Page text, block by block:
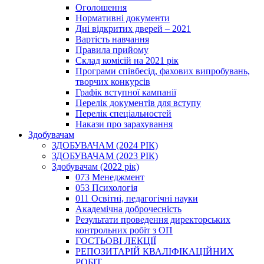
Оголошення
Нормативні документи
Дні відкритих дверей – 2021
Вартість навчання
Правила прийому
Склад комісій на 2021 рік
Програми співбесід, фахових випробувань,
творчих конкурсів
Графік вступної кампанії
Перелік документів для вступу
Перелік спеціальностей
Накази про зарахування
Здобувачам
ЗДОБУВАЧАМ (2024 РІК)
ЗДОБУВАЧАМ (2023 РІК)
Здобувачам (2022 рік)
073 Менеджмент
053 Психологія
011 Освітні, педагогічні науки
Академічна доброчесність
Результати проведення директорських
контрольних робіт з ОП
ГОСТЬОВІ ЛЕКЦІЇ
РЕПОЗИТАРІЙ КВАЛІФІКАЦІЙНИХ
РОБІТ